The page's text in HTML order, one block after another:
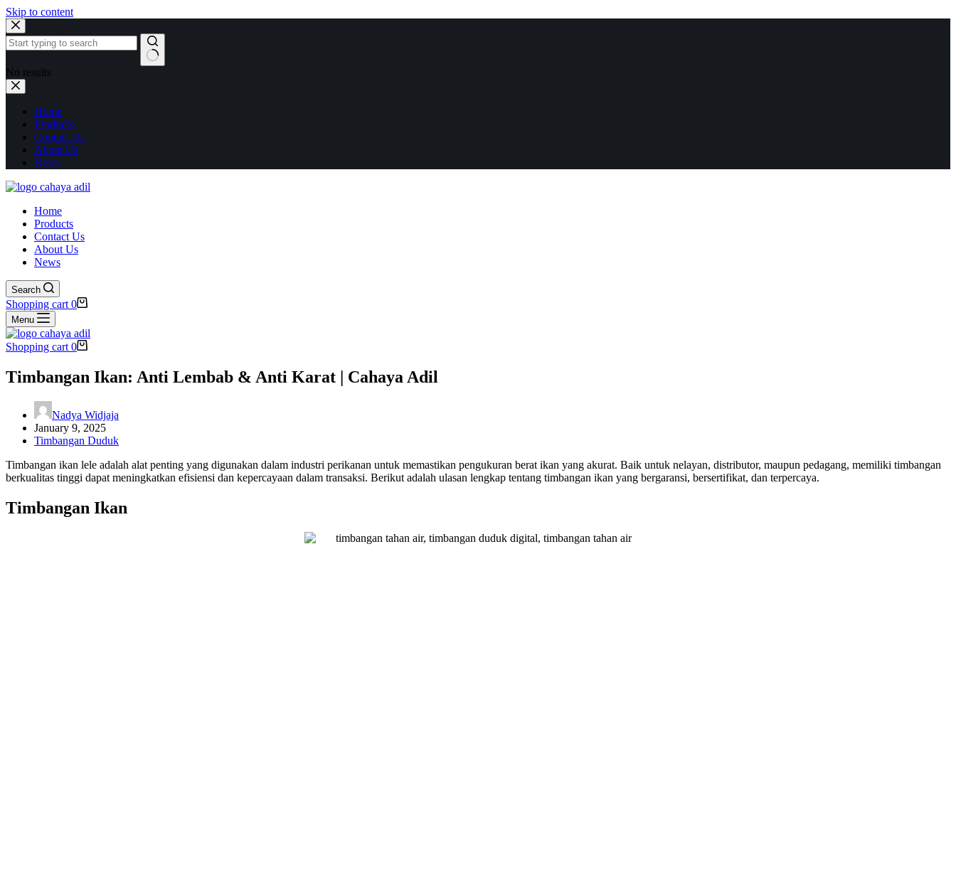
Skip to content
No results
Home
Products
Contact Us
About Us
News
Home
Products
Contact Us
About Us
News
Search
Shopping cart 0
Menu
Shopping cart 0
Timbangan Ikan: Anti Lembab & Anti Karat | Cahaya Adil
Nadya Widjaja
January 9, 2025
Timbangan Duduk
Timbangan ikan lele adalah alat penting yang digunakan dalam industri perikanan untuk memastikan pengukuran berat ikan yang akurat. Baik untuk nelayan, distributor, maupun pedagang, memiliki timbangan
berkualitas tinggi dapat meningkatkan efisiensi dan kepercayaan dalam transaksi. Berikut adalah ulasan lengkap tentang timbangan ikan yang bergaransi, bersertifikat, dan terpercaya.
Timbangan Ikan